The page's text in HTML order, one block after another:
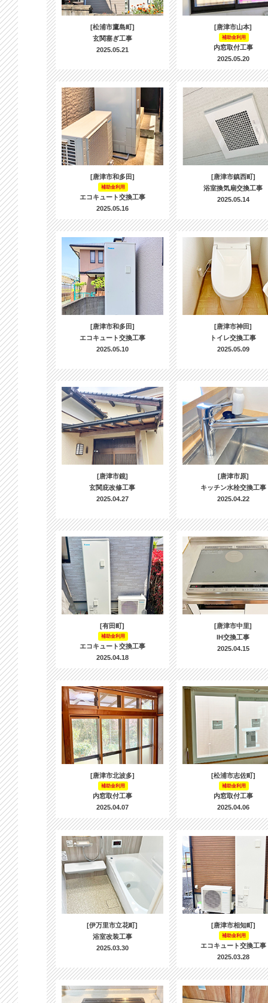
[松浦市鷹島町]
玄関塞ぎ工事
2025.05.21
[唐津市山本]
補助金利用
内窓取付工事
2025.05.20
[唐津市和多田]
補助金利用
エコキュート交換工事
2025.05.16
[唐津市鎮西町]
浴室換気扇交換工事
2025.05.14
[唐津市和多田]
エコキュート交換工事
2025.05.10
[唐津市神田]
トイレ交換工事
2025.05.09
[唐津市鏡]
玄関庇改修工事
2025.04.27
[唐津市原]
キッチン水栓交換工事
2025.04.22
[有田町]
補助金利用
エコキュート交換工事
2025.04.18
[唐津市中里]
IH交換工事
2025.04.15
[唐津市北波多]
補助金利用
内窓取付工事
2025.04.07
[松浦市志佐町]
補助金利用
内窓取付工事
2025.04.06
[伊万里市立花町]
浴室改装工事
2025.03.30
[唐津市相知町]
補助金利用
エコキュート交換工事
2025.03.28